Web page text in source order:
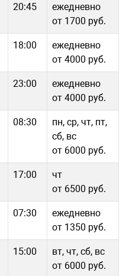
20:45
ежедневно
от 1700 руб.
18:00
ежедневно
от 4000 руб.
23:00
ежедневно
от 4000 руб.
08:30
пн, ср, чт, пт,
сб, вс
от 6000 руб.
17:00
чт
от 6500 руб.
07:30
ежедневно
от 1350 руб.
15:00
вт, чт, сб, вс
от 6000 руб.